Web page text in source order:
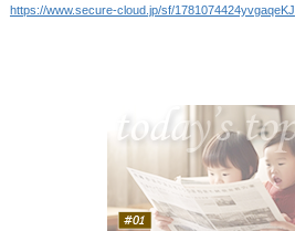
https://www.secure-cloud.jp/sf/1781074424yvgaqeKJ